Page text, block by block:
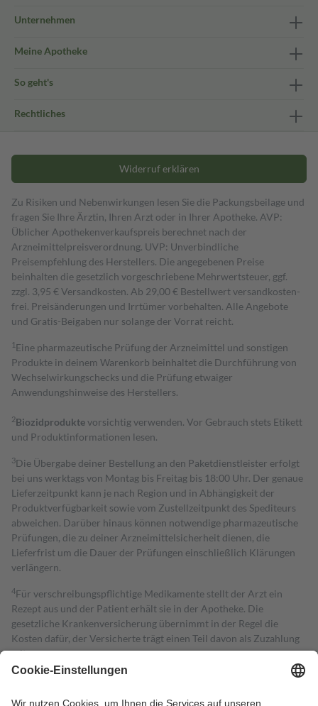
Unternehmen
Meine Apotheke
So geht's
Rechtliches
Widerruf erklären
Zu Risiken und Nebenwirkungen lesen Sie die Packungsbeilage und
fragen Sie Ihre Ärztin, Ihren Arzt oder in Ihrer Apotheke. AVP:
Üblicher Apothekenverkaufspreis berechnet nach der
Arzneimittelpreisverordnung. UVP: Unverbindliche
Preisempfehlung des Herstellers. Die angegebenen Preise
beinhalten die gesetzlich vorgeschriebene Mehrwertsteuer, ggf.
zzgl. 3,95 € Versandkosten. Ab 29,00 € Bestell­wert versand­kosten­
frei. Preisänderungen und Irrtümer vorbehalten. Alle Angebote
und Gratis-Beigaben nur solange der Vorrat reicht.
1 Eine pharmazeutische Prüfung der Arzneimittel und sonstigen
Produkte in deinem Warenkorb beinhaltet die Durchführung von
Wechselwirkungschecks und die Prüfung etwaiger
Anwendungshinweise des Herstellers.
2Biozidproduktevorsichtig verwenden. Vor Gebrauch stets Etikett
und Produktinformationen lesen.
3Die Übergabe deiner Bestellung an den Paketdienstleister erfolgt
bei uns werktags von Montag bis Freitag bis 18:00 Uhr. Der genaue
Lieferzeitpunkt kann je nach Region und in Abhängigkeit der
Produktverfügbarkeit sowie vom Zustellzeitpunkt des Spediteurs
abweichen. Darüber hinaus können notwendige pharmazeutische
Prüfungen, die zu deiner Arzneimittelsicherheit dienen, die
Lieferfrist um die Dauer der Prüfungen einschließlich Klärungen
verlängern.
4Für verschreibungspflichtige Medikamente stellt der Arzt ein
Rezept aus und der Patient erhält sie in der Apotheke. Die
gesetzliche Krankenversicherung übernimmt in der Regel die
Kosten dafür, der Versicherte trägt einen Teil davon als Zuzahlung
mit.
Grundsätzlich leisten Mitglieder Zuzahlungen in Höhe von zehn
höchstens zehn Euro.
Es sind jedoch nie mehr als die tatsächlichen